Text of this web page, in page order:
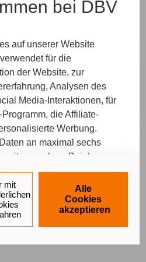
bei DBV
auf unserer Website
für die
der Website, zur
Analysen des
Media-Interaktionen, für
die Affiliate-
Werbung.
an maximal sechs
Bei dem
Media-Interaktionen
werden regelmäßig
individuelle Profile
anderen Webseiten zu
von Ihnen
Alle
Cookies
akzeptieren
mit
und nehmen uns Zeit für
Bitte suchen Sie sich Ihren
zu dem wir Sie erreichen.
von